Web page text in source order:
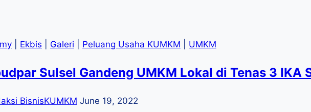
Ekbis Galeri Peluang Usaha KUMKM UMKM
Sulsel Gandeng UMKM Lokal di Tenas 3 IKA
BisnisKUMKM June 19, 2022